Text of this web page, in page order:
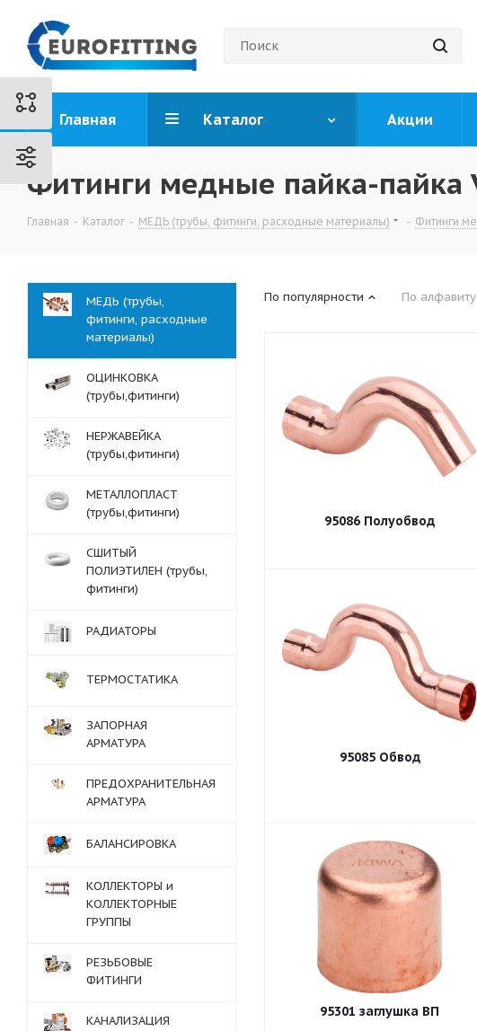
Главная Каталог Акции
Фитинги медные пайка-пайка
Главная - Каталог - МЕДЬ (трубы, фитинги, расходные материалы) - Фитинги
По популярности По алфавиту
95086 Полуобвод
95085 Обвод
95301 заглушка ВП
МЕДЬ (трубы,
фитинги, расходные
материалы)
ОЦИНКОВКА
(трубы,фитинги)
НЕРЖАВЕЙКА
(трубы,фитинги)
МЕТАЛЛОПЛАСТ
(трубы,фитинги)
СШИТЫЙ
ПОЛИЭТИЛЕН (трубы,
фитинги)
РАДИАТОРЫ
ТЕРМОСТАТИКА
ЗАПОРНАЯ
АРМАТУРА
ПРЕДОХРАНИТЕЛЬНАЯ
АРМАТУРА
БАЛАНСИРОВКА
КОЛЛЕКТОРЫ и
КОЛЛЕКТОРНЫЕ
ГРУППЫ
РЕЗЬБОВЫЕ
ФИТИНГИ
КАНАЛИЗАЦИЯ